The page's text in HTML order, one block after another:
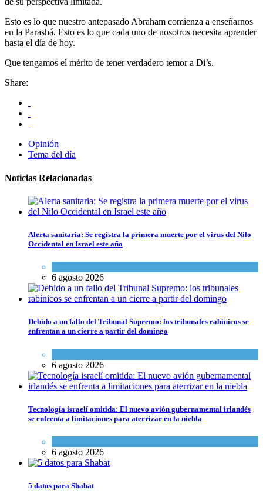
Esto es lo que nuestro antepasado Abraham comienza a enseñarnos
en la Parashá. Esto es lo que cada uno de nosotros necesita aprender
hasta el día de hoy.
Que tengamos el mérito de tener verdadero temor a Di’s.
Share:
Opinión
Tema del día
Noticias Relacionadas
Alerta sanitaria: Se registra la primera muerte por el virus del Nilo
Occidental en Israel este año
6 agosto 2026
Debido a un fallo del Tribunal Supremo: los tribunales rabínicos se
enfrentan a un cierre a partir del domingo
6 agosto 2026
Tecnología israelí omitida: El nuevo avión gubernamental irlandés
se enfrenta a limitaciones para aterrizar en la niebla
6 agosto 2026
5 datos para Shabat